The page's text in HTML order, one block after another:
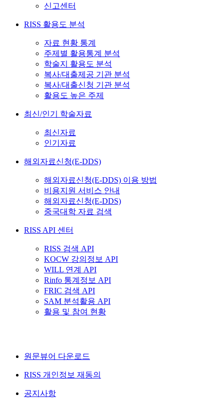
신고센터
RISS 활용도 분석
자료 현황 통계
주제별 활용통계 분석
학술지 활용도 분석
복사/대출제공 기관 분석
복사/대출신청 기관 분석
활용도 높은 주제
최신/인기 학술자료
최신자료
인기자료
해외자료신청(E-DDS)
해외자료신청(E-DDS) 이용 방법
비용지원 서비스 안내
해외자료신청(E-DDS)
중국대학 자료 검색
RISS API 센터
RISS 검색 API
KOCW 강의정보 API
WILL 연계 API
Rinfo 통계정보 API
FRIC 검색 API
SAM 분석활용 API
활용 및 참여 현황
원문뷰어 다운로드
RISS 개인정보 재동의
공지사항